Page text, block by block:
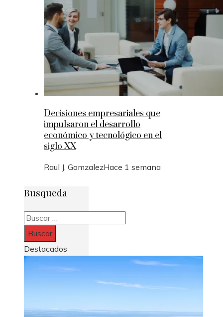
Decisiones empresariales que
impulsaron el desarrollo
económico y tecnológico en el
siglo XX
Raul J. GomzalezHace 1 semana
Busqueda
Buscar:
Destacados